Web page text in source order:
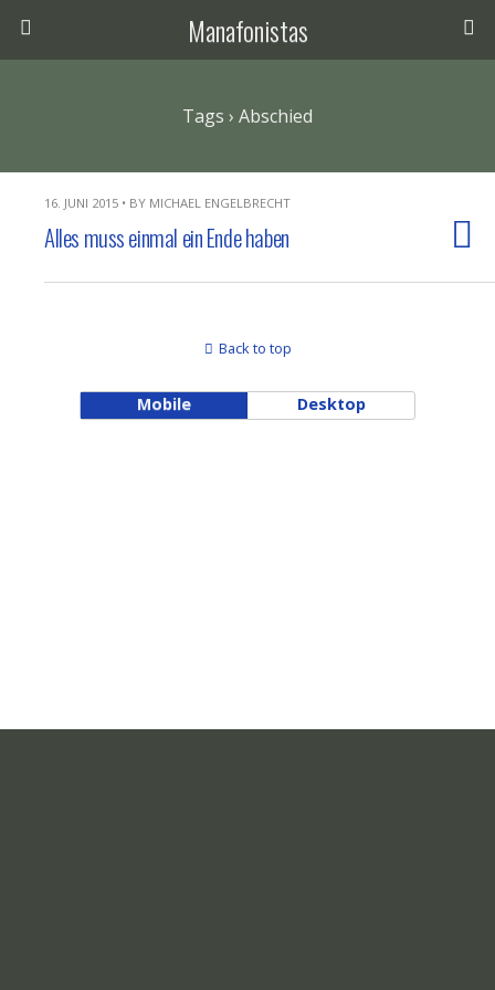
Manafonistas
Tags › Abschied
16. JUNI 2015 • BY MICHAEL ENGELBRECHT
Alles muss einmal ein Ende haben
Back to top
Mobile Desktop